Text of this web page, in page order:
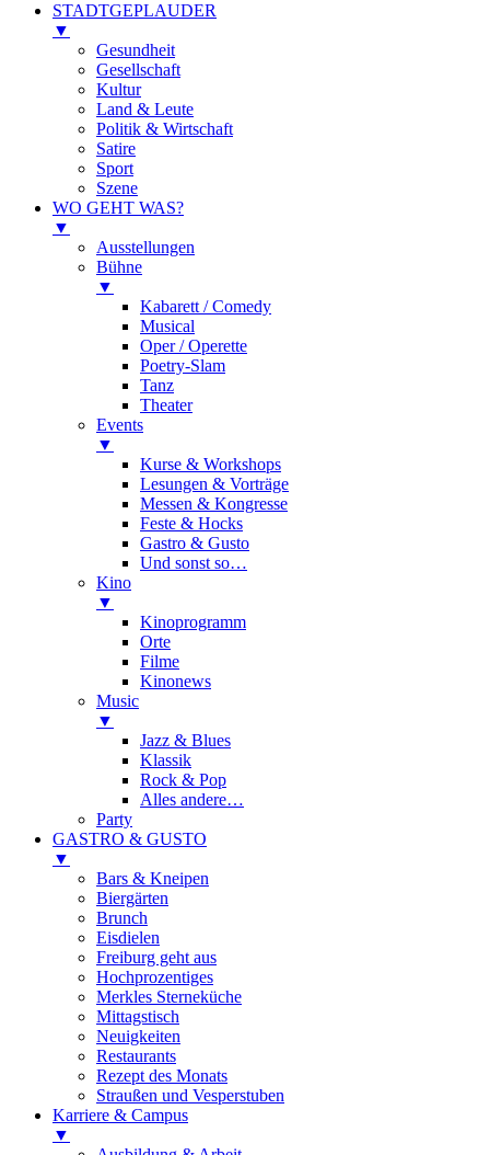
STADTGEPLAUDER
▼
Gesundheit
Gesellschaft
Kultur
Land & Leute
Politik & Wirtschaft
Satire
Sport
Szene
WO GEHT WAS?
▼
Ausstellungen
Bühne
▼
Kabarett / Comedy
Musical
Oper / Operette
Poetry-Slam
Tanz
Theater
Events
▼
Kurse & Workshops
Lesungen & Vorträge
Messen & Kongresse
Feste & Hocks
Gastro & Gusto
Und sonst so…
Kino
▼
Kinoprogramm
Orte
Filme
Kinonews
Music
▼
Jazz & Blues
Klassik
Rock & Pop
Alles andere…
Party
GASTRO & GUSTO
▼
Bars & Kneipen
Biergärten
Brunch
Eisdielen
Freiburg geht aus
Hochprozentiges
Merkles Sterneküche
Mittagstisch
Neuigkeiten
Restaurants
Rezept des Monats
Straußen und Vesperstuben
Karriere & Campus
▼